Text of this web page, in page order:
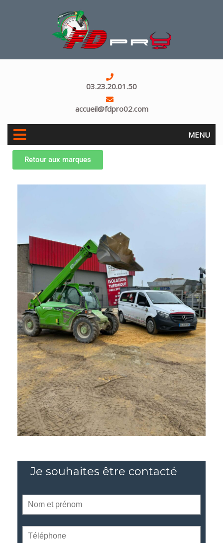
03.23.20.01.50
accueil@fdpro02.com
MENU
Retour aux marques
Je souhaites être contacté